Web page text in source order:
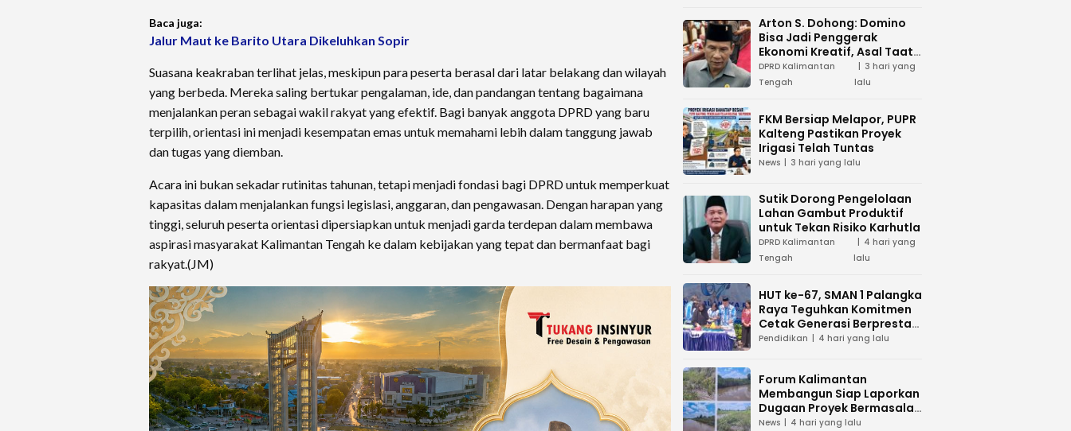
Baca juga:
Jalur Maut ke Barito Utara Dikeluhkan Sopir
Suasana keakraban terlihat jelas, meskipun para peserta berasal dari latar belakang dan wilayah
yang berbeda. Mereka saling bertukar pengalaman, ide, dan pandangan tentang bagaimana
menjalankan peran sebagai wakil rakyat yang efektif. Bagi banyak anggota DPRD yang baru
terpilih, orientasi ini menjadi kesempatan emas untuk memahami lebih dalam tanggung jawab
dan tugas yang diemban.
Acara ini bukan sekadar rutinitas tahunan, tetapi menjadi fondasi bagi DPRD untuk memperkuat
kapasitas dalam menjalankan fungsi legislasi, anggaran, dan pengawasan. Dengan harapan yang
tinggi, seluruh peserta orientasi dipersiapkan untuk menjadi garda terdepan dalam membawa
aspirasi masyarakat Kalimantan Tengah ke dalam kebijakan yang tepat dan bermanfaat bagi
rakyat.(JM)
Arton S. Dohong: Domino
Bisa Jadi Penggerak
Ekonomi Kreatif, Asal Taat
Aturan
DPRD Kalimantan
Tengah
3 hari yang
lalu
FKM Bersiap Melapor, PUPR
Kalteng Pastikan Proyek
Irigasi Telah Tuntas
News 3 hari yang lalu
Sutik Dorong Pengelolaan
Lahan Gambut Produktif
untuk Tekan Risiko Karhutla
DPRD Kalimantan
Tengah
4 hari yang
lalu
HUT ke-67, SMAN 1 Palangka
Raya Teguhkan Komitmen
Cetak Generasi Berprestasi
dan Peduli Lingkunga
Pendidikan 4 hari yang lalu
Forum Kalimantan
Membangun Siap Laporkan
Dugaan Proyek Bermasalah
PUPR Kalteng
News 4 hari yang lalu